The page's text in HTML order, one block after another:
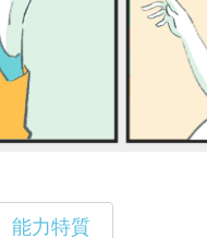
能力特質